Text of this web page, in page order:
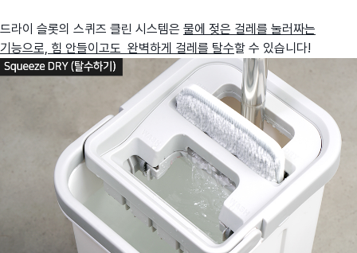
드라이 슬롯의 스퀴즈 클린 시스템은 물에 젖은 걸레를 눌러짜는
기능으로, 힘 안들이고도 완벽하게 걸레를 탈수할 수 있습니다!